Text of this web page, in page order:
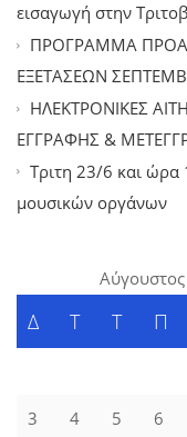
εισαγωγή στην
ΠΡΟΓΡΑΜΜΑ
ΕΞΕΤΑΣΕΩΝ
ΗΛΕΚΤΡΟΝΙΚΕΣ
ΕΓΓΡΑΦΗΣ &
Tριτη 23/6 και ώρα
μουσικών οργάνων
Δ Τ Τ Π
3 4 5 6